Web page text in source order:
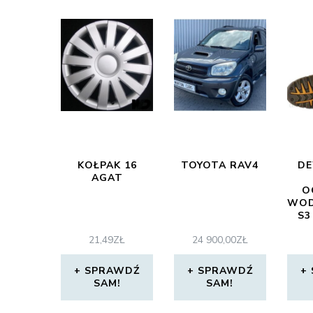
KOŁPAK 16
AGAT
21,49ZŁ
SPRAWDŹ
SAM!
TOYOTA RAV4
24 900,00ZŁ
SPRAWDŹ
SAM!